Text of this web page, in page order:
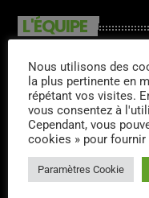
L'ÉQUIPE
Tim
Nous utilisons des
la plus pertinente en
répétant vos visites.
vous consentez à
Cependant, vous
cookies » pour
Paramètres Cookie